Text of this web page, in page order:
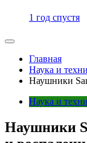
1 год спустя
Главная
Наука и
Наушники
Наука и
Наушники